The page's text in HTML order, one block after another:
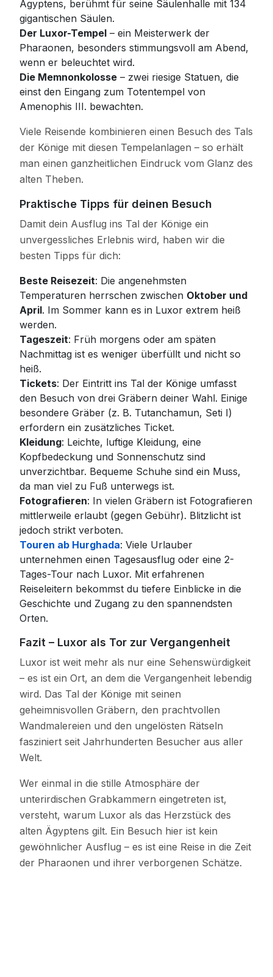
Ägyptens, berühmt für seine Säulenhalle mit 134
gigantischen Säulen.
Der Luxor-Tempel – ein Meisterwerk der
Pharaonen, besonders stimmungsvoll am Abend,
wenn er beleuchtet wird.
Die Memnonkolosse – zwei riesige Statuen, die
einst den Eingang zum Totentempel von
Amenophis III. bewachten.
Viele Reisende kombinieren einen Besuch des Tals
der Könige mit diesen Tempelanlagen – so erhält
man einen ganzheitlichen Eindruck vom Glanz des
alten Theben.
Praktische Tipps für deinen Besuch
Damit dein Ausflug ins Tal der Könige ein
unvergessliches Erlebnis wird, haben wir die
besten Tipps für dich:
Beste Reisezeit: Die angenehmsten
Temperaturen herrschen zwischen Oktober und
April. Im Sommer kann es in Luxor extrem heiß
werden.
Tageszeit: Früh morgens oder am späten
Nachmittag ist es weniger überfüllt und nicht so
heiß.
Tickets: Der Eintritt ins Tal der Könige umfasst
den Besuch von drei Gräbern deiner Wahl. Einige
besondere Gräber (z. B. Tutanchamun, Seti I)
erfordern ein zusätzliches Ticket.
Kleidung: Leichte, luftige Kleidung, eine
Kopfbedeckung und Sonnenschutz sind
unverzichtbar. Bequeme Schuhe sind ein Muss,
da man viel zu Fuß unterwegs ist.
Fotografieren: In vielen Gräbern ist Fotografieren
mittlerweile erlaubt (gegen Gebühr). Blitzlicht ist
jedoch strikt verboten.
Touren ab Hurghada: Viele Urlauber
unternehmen einen Tagesausflug oder eine 2-
Tages-Tour nach Luxor. Mit erfahrenen
Reiseleitern bekommst du tiefere Einblicke in die
Geschichte und Zugang zu den spannendsten
Orten.
Fazit – Luxor als Tor zur Vergangenheit
Luxor ist weit mehr als nur eine Sehenswürdigkeit
– es ist ein Ort, an dem die Vergangenheit lebendig
wird. Das Tal der Könige mit seinen
geheimnisvollen Gräbern, den prachtvollen
Wandmalereien und den ungelösten Rätseln
fasziniert seit Jahrhunderten Besucher aus aller
Welt.
Wer einmal in die stille Atmosphäre der
unterirdischen Grabkammern eingetreten ist,
versteht, warum Luxor als das Herzstück des
alten Ägyptens gilt. Ein Besuch hier ist kein
gewöhnlicher Ausflug – es ist eine Reise in die Zeit
der Pharaonen und ihrer verborgenen Schätze.